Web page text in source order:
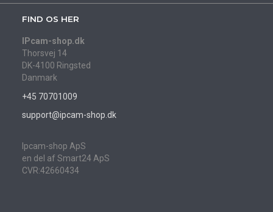
FIND OS HER
IPcam-shop.dk
Thorsvej 14
DK-4100 Ringsted
Danmark
+45 70701009
support@ipcam-shop.dk
Ipcam-shop ApS
en del af Smart24 ApS
CVR:42660434